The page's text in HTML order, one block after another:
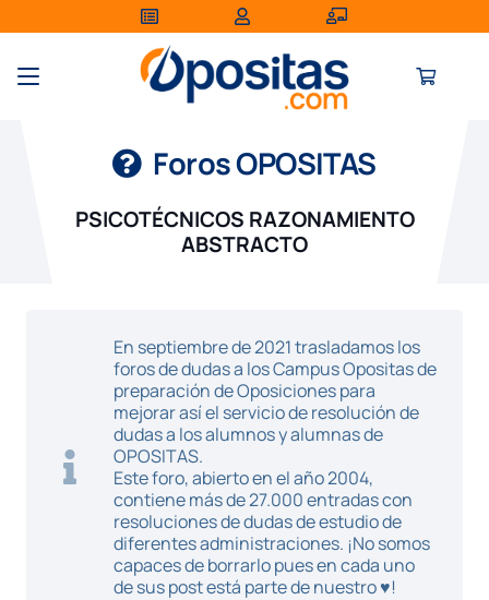
Foros OPOSITAS
PSICOTÉCNICOS RAZONAMIENTO
ABSTRACTO
En septiembre de 2021 trasladamos los
foros de dudas a los Campus Opositas de
preparación de Oposiciones para
mejorar así el servicio de resolución de
dudas a los alumnos y alumnas de
OPOSITAS.
Este foro, abierto en el año 2004,
contiene más de 27.000 entradas con
resoluciones de dudas de estudio de
diferentes administraciones. ¡No somos
capaces de borrarlo pues en cada uno
de sus post está parte de nuestro ♥!